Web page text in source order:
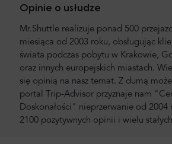
Opinie o usłudze
Mr.Shuttle realizuje ponad 500
miesiąca od 2003 roku, obsługując
świata podczas pobytu w Krakowie,
oraz innych europejskich miastach.
się opinią na nasz temat. Z dumą
portal Trip-Advisor przyznaje nam
Doskonałości" nieprzerwanie od 2004
2100 pozytywnych opinii i wielu